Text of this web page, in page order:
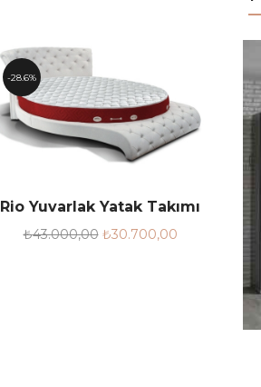
28.6%
Rio Yuvarlak Yatak Takımı
₺43.000,00 ₺30.700,00